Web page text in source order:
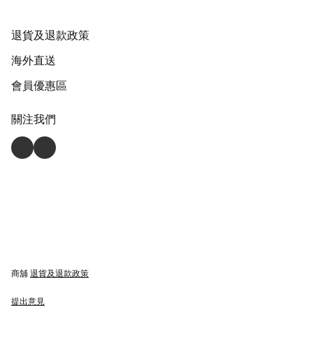
退貨及退款政策
海外直送
會員優惠區
關注我們
商舖 退貨及退款政策
提出意見